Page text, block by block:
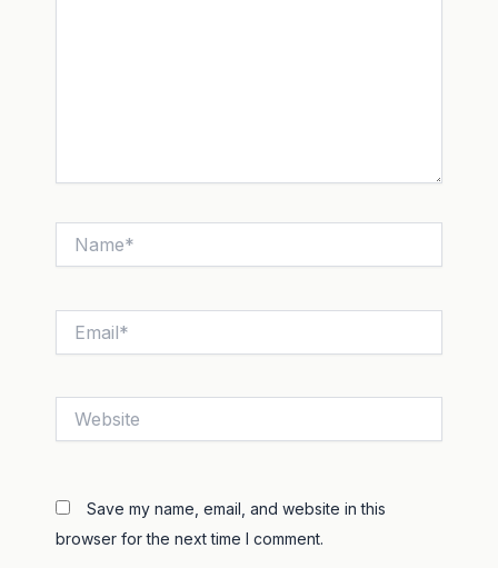
Save my name, email, and website in this
browser for the next time I comment.